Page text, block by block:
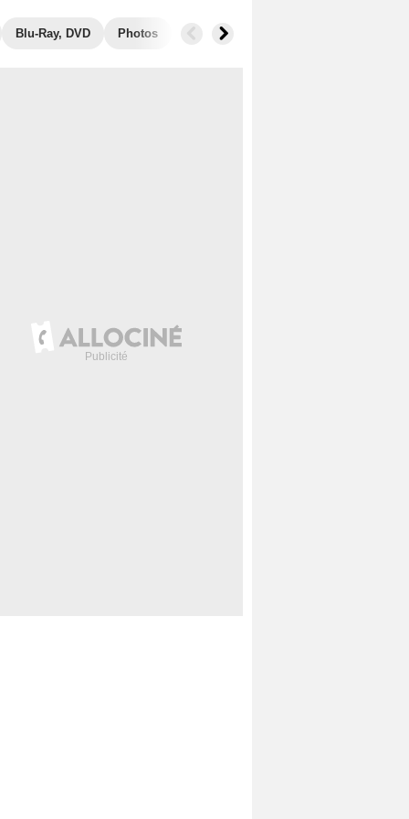
Blu-Ray, DVD Photos Secrets de tournage